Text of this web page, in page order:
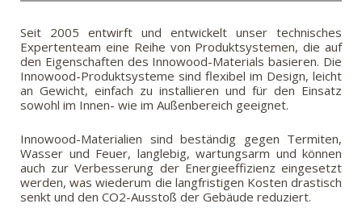
INNOWOOD Case Studies
INNOWOOD Whitepaper Articles
GEWERBLICHE BEREICHE
BILDUNG
GASTGEWERBE
ÖFFENTLICHE EINRICHTUNGEN
GESUNDHEIT UND ALTENPFLEGE
Seit 2005 entwirft und entwickelt unser technisches
Expertenteam eine Reihe von Produktsystemen, die auf
den Eigenschaften des Innowood-Materials basieren. Die
Innowood-Produktsysteme sind flexibel im Design, leicht
an Gewicht, einfach zu installieren und für den Einsatz
sowohl im Innen- wie im Außenbereich geeignet.
Innowood-Materialien sind beständig gegen Termiten,
Wasser und Feuer, langlebig, wartungsarm und können
auch zur Verbesserung der Energieeffizienz eingesetzt
werden, was wiederum die langfristigen Kosten drastisch
senkt und den CO2-Ausstoß der Gebäude reduziert.